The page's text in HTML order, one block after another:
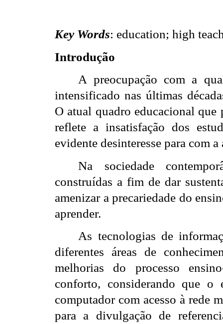
Key Words: education; high
Introdução
A preocupação com a
intensificado nas últimas
O atual quadro educacional
reflete a insatisfação dos
evidente desinteresse para com
Na sociedade
construídas a fim de dar
amenizar a precariedade do
aprender.
As tecnologias de
diferentes áreas de
melhorias do processo
conforto, considerando que
computador com acesso à rede
para a divulgação de